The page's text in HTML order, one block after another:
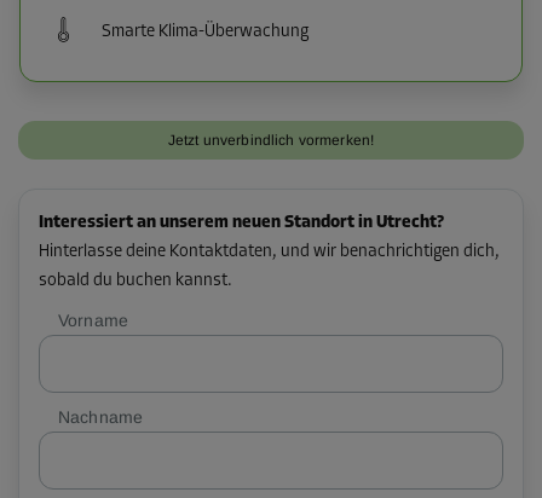
Smarte Klima-Überwachung
Jetzt unverbindlich vormerken!
Interessiert an unserem neuen Standort in Utrecht?
Hinterlasse deine Kontaktdaten, und wir benachrichtigen dich,
sobald du buchen kannst.
Vorname
Nachname